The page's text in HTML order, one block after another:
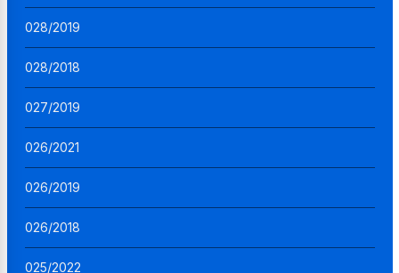
028/2019
028/2018
027/2019
026/2021
026/2019
026/2018
025/2022